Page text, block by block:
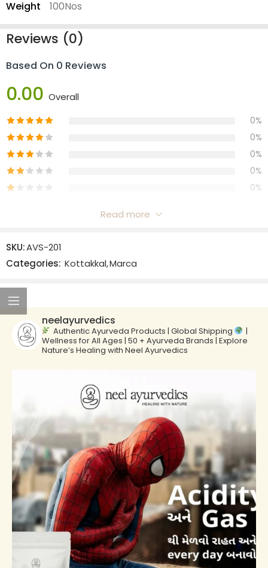
Weight 100Nos
Reviews (0)
Based On 0 Reviews
0.00 Overall
0%
0%
0%
0%
0%
There are no reviews yet.
Read more
SKU:AVS-201
Categories: Kottakkal,Marca
neelayurvedics
Authentic Ayurveda Products | Global Shipping
|
Wellness for All Ages | 50 + Ayurveda Brands | Explore
Nature’s Healing with Neel Ayurvedics